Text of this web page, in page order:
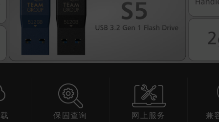
保固查询 网上服务 兼